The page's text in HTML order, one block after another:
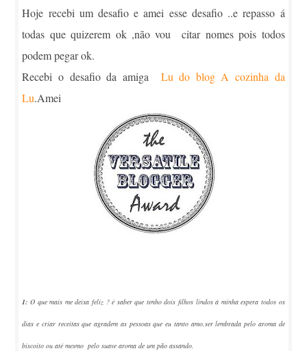
Hoje recebi um desafio e amei esse desafio ..e repasso á
todas que quizerem ok ,não vou citar nomes pois todos
podem pegar ok.
Recebi o desafio da amiga Lu do blog A cozinha da
Lu.Amei
1: O que mais me deixa feliz ? é saber que tenho dois filhos lindos á minha espera todos os
dias e criar receitas que agradem as pessoas que eu tanto amo,ser lembrada pelo aroma de
biscoito ou até mesmo pelo suave aroma de um pão assando.